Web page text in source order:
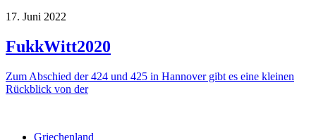
17. Juni 2022
FukkWitt2020
Zum Abschied der 424 und 425 in Hannover gibt es eine kleinen
Rückblick von der
Griechenland